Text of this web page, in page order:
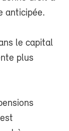
anticipée.
le capital
plus